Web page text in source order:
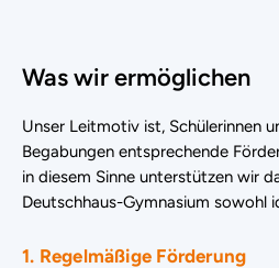
Was wir ermöglichen
Unser Leitmotiv ist, Schülerinnen
Begabungen entsprechende
in diesem Sinne unterstützen wir
Deutschhaus-Gymnasium sowohl
1. Regelmäßige Förderung